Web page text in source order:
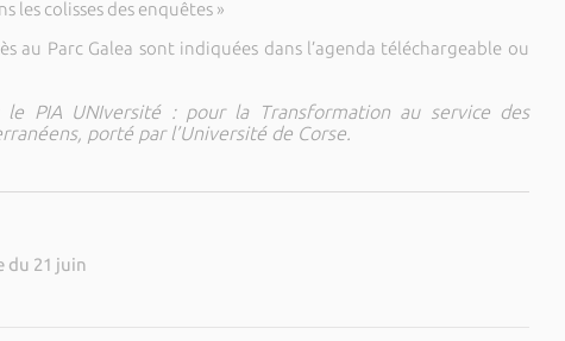
les colisses des enquêtes »
au Parc Galea sont indiquées dans l’agenda téléchargeable ou
le PIA UNIversité : pour la Transformation au service des
porté par l’Université de Corse.
du 21 juin